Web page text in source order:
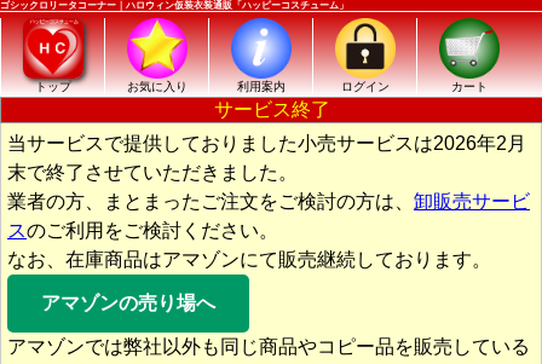
ゴシックロリータコーナー｜ハロウィン仮装衣装通販「ハッピーコスチューム」
トップ お気に入り 利用案内 ログイン カート
サービス終了
当サービスで提供しておりました小売サービスは2026年2月
末で終了させていただきました。
業者の方、まとまったご注文をご検討の方は、 卸販売サービ
スのご利用をご検討ください。
なお、在庫商品はアマゾンにて販売継続しております。
アマゾンの売り場へ
アマゾンでは弊社以外も同じ商品やコピー品を販売している